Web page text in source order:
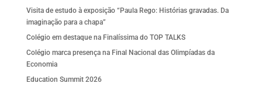
Visita de estudo à exposição “Paula Rego: Histórias gravadas. Da
imaginação para a chapa”
Colégio em destaque na Finalíssima do TOP TALKS
Colégio marca presença na Final Nacional das Olimpíadas da
Economia
Education Summit 2026